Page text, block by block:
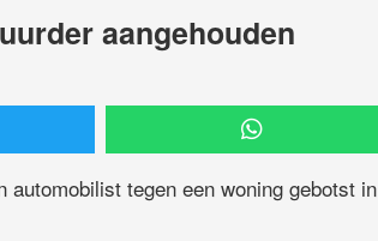
aangehouden
tegen een woning gebotst in